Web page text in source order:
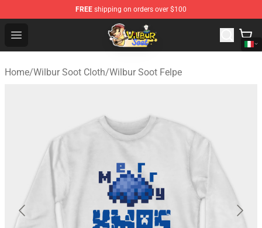
FREE shipping on orders over $100
Open menu
Wilbur Soot Shop - Official Wilbur Soot Merchandise
Home/Wilbur Soot Cloth/Wilbur Soot Felpe